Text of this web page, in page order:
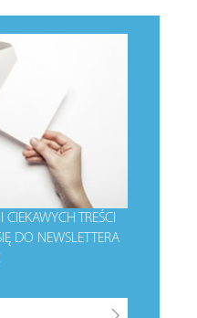
TREŚCI
DO NEWSLETTERA